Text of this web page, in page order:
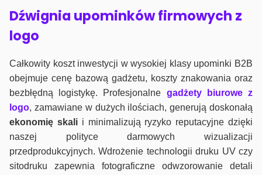
Dźwignia upominków firmowych z
logo
Całkowity koszt inwestycji w wysokiej klasy upominki B2B
obejmuje cenę bazową gadżetu, koszty znakowania oraz
bezbłędną logistykę. Profesjonalne gadżety biurowe z
logo, zamawiane w dużych ilościach, generują doskonałą
ekonomię skalii minimalizują ryzyko reputacyjne dzięki
naszej polityce darmowych wizualizacji
przedprodukcyjnych. Wdrożenie technologii druku UV czy
sitodruku zapewnia fotograficzne odwzorowanie detali